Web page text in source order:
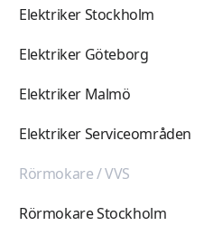
Elektriker Stockholm
Elektriker Göteborg
Elektriker Malmö
Elektriker Serviceområden
Rörmokare / VVS
Rörmokare Stockholm